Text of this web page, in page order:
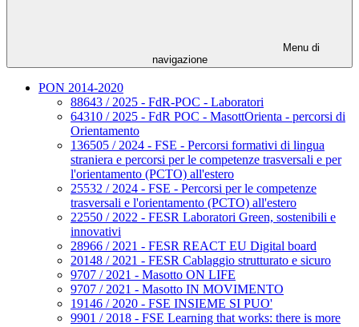
Menu di
navigazione
PON 2014-2020
88643 / 2025 - FdR-POC - Laboratori
64310 / 2025 - FdR POC - MasottOrienta - percorsi di
Orientamento
136505 / 2024 - FSE - Percorsi formativi di lingua
straniera e percorsi per le competenze trasversali e per
l'orientamento (PCTO) all'estero
25532 / 2024 - FSE - Percorsi per le competenze
trasversali e l'orientamento (PCTO) all'estero
22550 / 2022 - FESR Laboratori Green, sostenibili e
innovativi
28966 / 2021 - FESR REACT EU Digital board
20148 / 2021 - FESR Cablaggio strutturato e sicuro
9707 / 2021 - Masotto ON LIFE
9707 / 2021 - Masotto IN MOVIMENTO
19146 / 2020 - FSE INSIEME SI PUO'
9901 / 2018 - FSE Learning that works: there is more